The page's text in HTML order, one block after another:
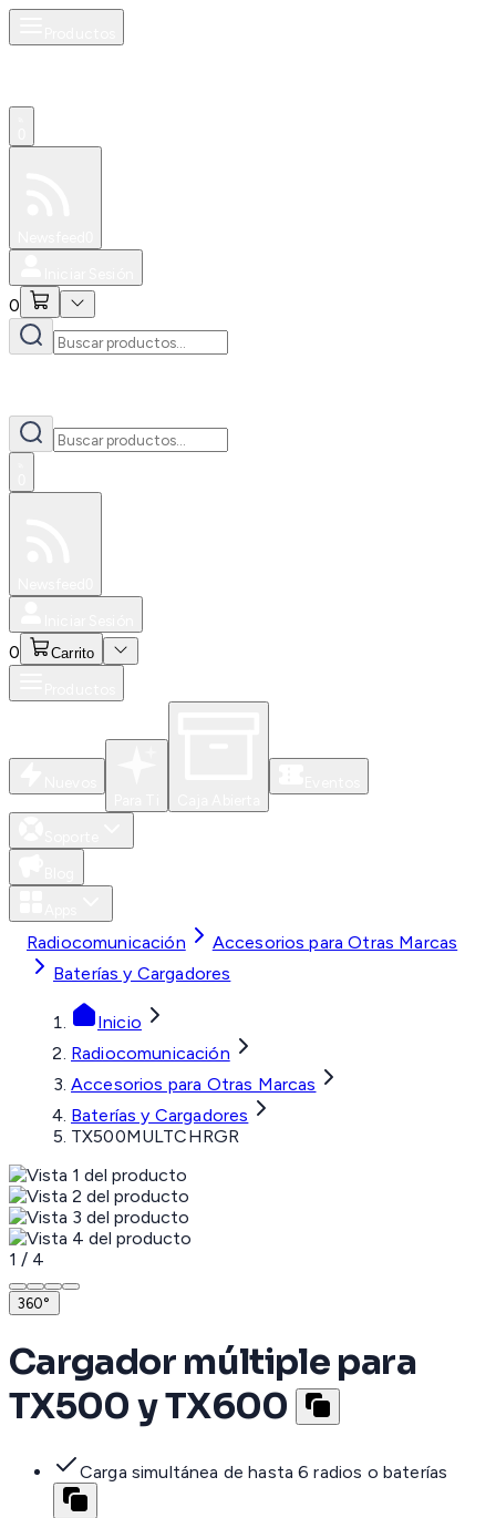
0
0 Carrito
Radiocomunicación
Accesorios para Otras Marcas
Baterías y Cargadores
Inicio
Radiocomunicación
Accesorios para Otras Marcas
Baterías y Cargadores
TX500MULTCHRGR
1 / 4
360°
Cargador múltiple para
TX500 y TX600
Carga simultánea de hasta 6 radios o baterías